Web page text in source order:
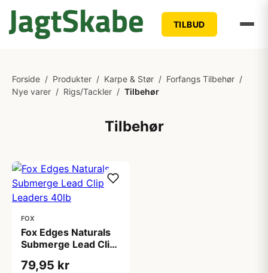
TILBUD
Forside / Produkter / Karpe & Stør / Forfangs Tilbehør /
Nye varer / Rigs/Tackler / Tilbehør
Tilbehør
FOX
Fox Edges Naturals
Submerge Lead Clip
79,95 kr